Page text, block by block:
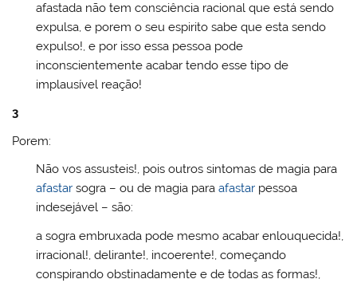
afastada não tem consciência racional que está sendo
expulsa, e porem o seu espirito sabe que esta sendo
expulso!, e por isso essa pessoa pode
inconscientemente acabar tendo esse tipo de
implausível reação!
3
Porem:
Não vos assusteis!, pois outros sintomas de magia para
afastar sogra – ou de magia paraafastar pessoa
indesejável – são:
a sogra embruxada pode mesmo acabar enlouquecida!,
irracional!, delirante!, incoerente!, começando
conspirando obstinadamente e de todas as formas!,